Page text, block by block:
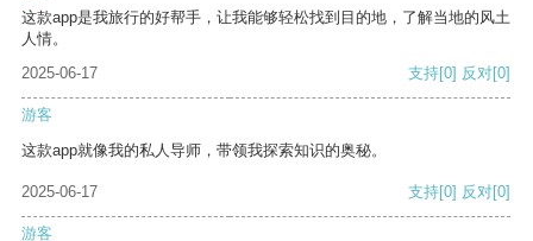
这款app是我旅行的好帮手，让我能够轻松找到目的地，了解当地的风土
人情。
2025-06-17
支持[0] 反对[0]
游客
这款app就像我的私人导师，带领我探索知识的奥秘。
2025-06-17 支持[0] 反对[0]
游客